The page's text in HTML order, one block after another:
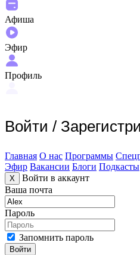
Афиша
Эфир
Профиль
Войти /
Главная О нас Программы
Эфир Вакансии Блоги Подкасты
X
Войти в аккаунт
Ваша почта
Пароль
Запомнить пароль
Войти